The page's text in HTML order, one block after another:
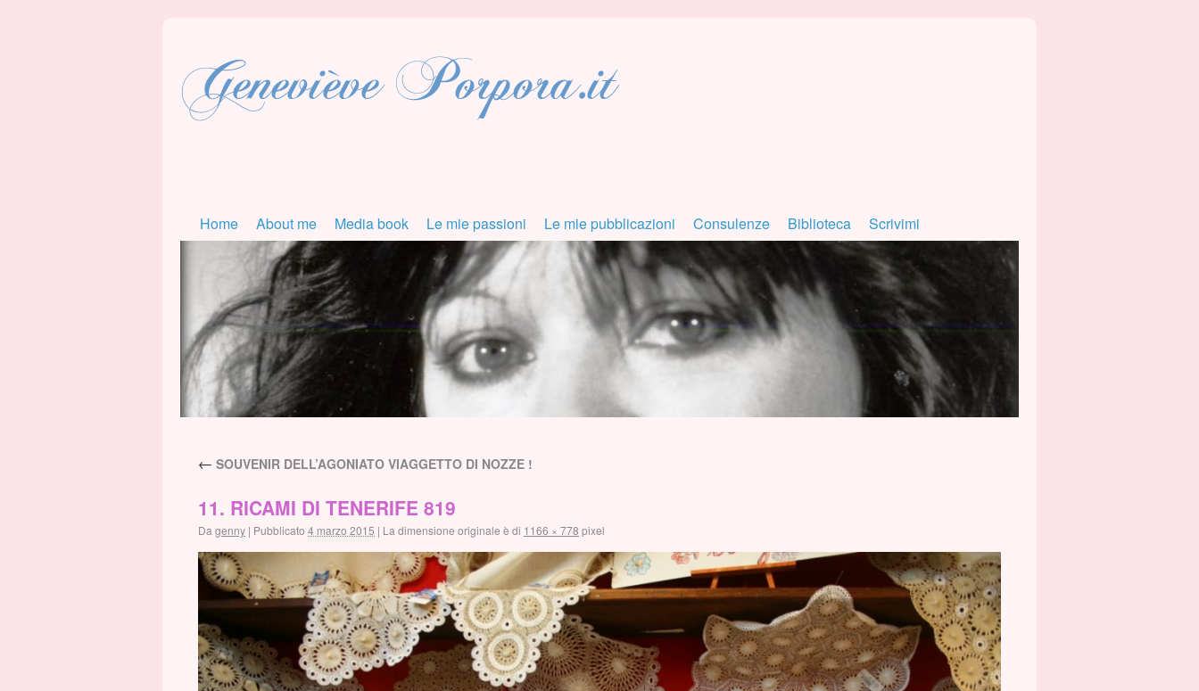
Home About me Media book Le mie passioni Le mie pubblicazioni Consulenze Biblioteca Scrivimi
← SOUVENIR DELL’AGONIATO VIAGGETTO DI NOZZE !
11. RICAMI DI TENERIFE 819
Da genny | Pubblicato 4 marzo 2015 | La dimensione originale è di 1166 × 778 pixel